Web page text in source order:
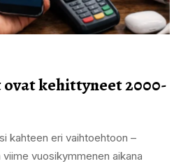
kehittyneet 2000-
kahteen eri vaihtoehtoon –
vuosikymmenen aikana